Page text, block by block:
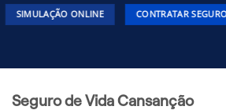
SIMULAÇÃO ONLINE CONTRATAR
Seguro de Vida Cansanção